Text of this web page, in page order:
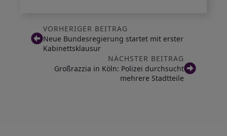
VORHERIGER BEITRAG
Neue Bundesregierung startet mit erster
Kabinettsklausur
NÄCHSTER BEITRAG
Großrazzia in Köln: Polizei durchsucht
mehrere Stadtteile